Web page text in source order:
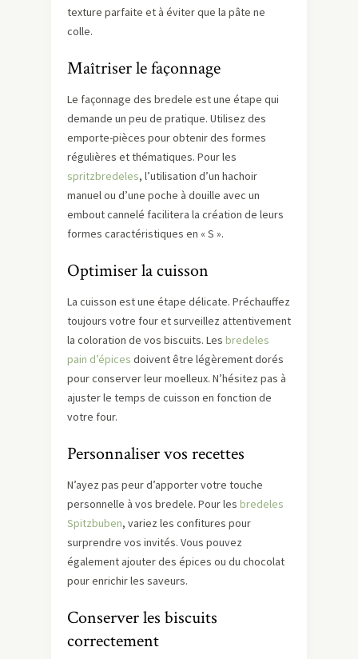
texture parfaite et à éviter que la pâte ne
colle.
Maîtriser le façonnage
Le façonnage des bredele est une étape qui
demande un peu de pratique. Utilisez des
emporte-pièces pour obtenir des formes
régulières et thématiques. Pour les
spritzbredeles, l’utilisation d’un hachoir
manuel ou d’une poche à douille avec un
embout cannelé facilitera la création de leurs
formes caractéristiques en « S ».
Optimiser la cuisson
La cuisson est une étape délicate. Préchauffez
toujours votre four et surveillez attentivement
la coloration de vos biscuits. Les bredeles
pain d’épices doivent être légèrement dorés
pour conserver leur moelleux. N’hésitez pas à
ajuster le temps de cuisson en fonction de
votre four.
Personnaliser vos recettes
N’ayez pas peur d’apporter votre touche
personnelle à vos bredele. Pour les bredeles
Spitzbuben, variez les confitures pour
surprendre vos invités. Vous pouvez
également ajouter des épices ou du chocolat
pour enrichir les saveurs.
Conserver les biscuits
correctement